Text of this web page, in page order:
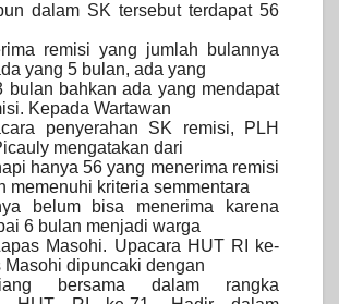
dalam SK tersebut terdapat 56
remisi yang jumlah bulannya
yang 5 bulan, ada yang
bulan bahkan ada yang mendapat
Kepada Wartawan
penyerahan SK remisi, PLH
mengatakan dari
hanya 56 yang menerima remisi
memenuhi kriteria semmentara
belum bisa menerima karena
6 bulan menjadi warga
Masohi. Upacara HUT RI ke-
Masohi dipuncaki dengan
bersama dalam rangka